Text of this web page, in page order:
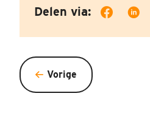
Delen via:
Vorige